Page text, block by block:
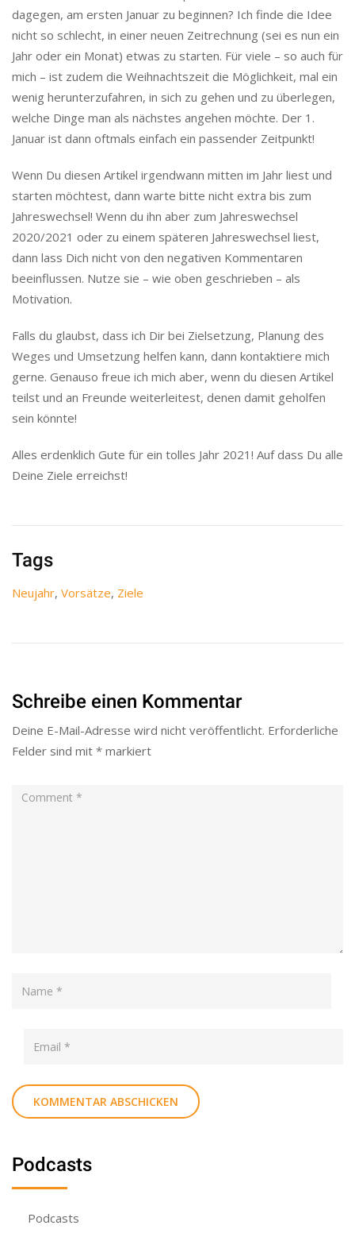
dagegen, am ersten Januar zu beginnen? Ich finde die Idee
nicht so schlecht, in einer neuen Zeitrechnung (sei es nun ein
Jahr oder ein Monat) etwas zu starten. Für viele – so auch für
mich – ist zudem die Weihnachtszeit die Möglichkeit, mal ein
wenig herunterzufahren, in sich zu gehen und zu überlegen,
welche Dinge man als nächstes angehen möchte. Der 1.
Januar ist dann oftmals einfach ein passender Zeitpunkt!
Wenn Du diesen Artikel irgendwann mitten im Jahr liest und
starten möchtest, dann warte bitte nicht extra bis zum
Jahreswechsel! Wenn du ihn aber zum Jahreswechsel
2020/2021 oder zu einem späteren Jahreswechsel liest,
dann lass Dich nicht von den negativen Kommentaren
beeinflussen. Nutze sie – wie oben geschrieben – als
Motivation.
Falls du glaubst, dass ich Dir bei Zielsetzung, Planung des
Weges und Umsetzung helfen kann, dann kontaktiere mich
gerne. Genauso freue ich mich aber, wenn du diesen Artikel
teilst und an Freunde weiterleitest, denen damit geholfen
sein könnte!
Alles erdenklich Gute für ein tolles Jahr 2021! Auf dass Du alle
Deine Ziele erreichst!
Tags
Neujahr, Vorsätze, Ziele
Schreibe einen Kommentar
Deine E-Mail-Adresse wird nicht veröffentlicht. Erforderliche
Felder sind mit * markiert
Podcasts
Podcasts